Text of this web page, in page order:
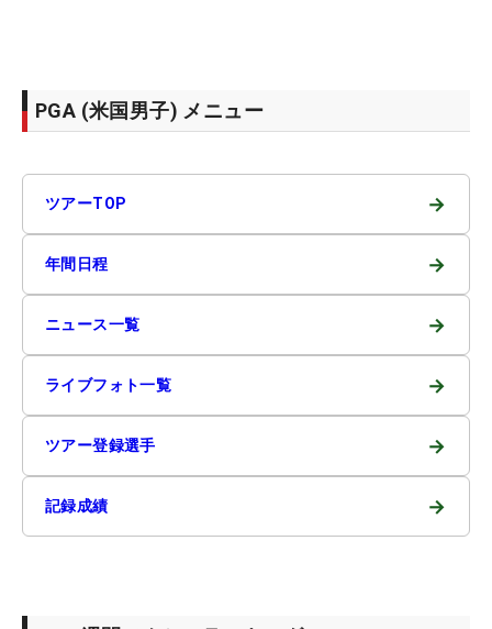
PGA (米国男子) メニュー
ツアーTOP →
年間日程 →
ニュース一覧 →
ライブフォト一覧 →
ツアー登録選手 →
記録成績 →